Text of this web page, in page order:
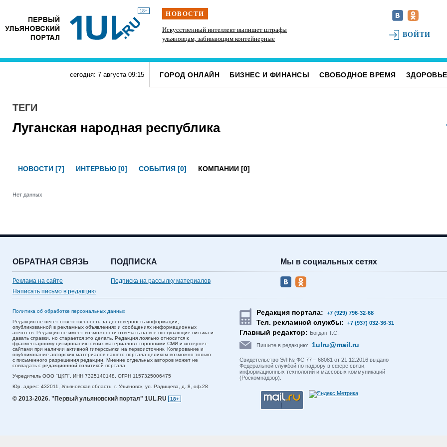
18+ НОВОСТИ
Ветер до 27 метров в секунду, грозы и град
обрушатся на Ульяновскую область в
Искусственный интеллект выпишет штрафы
ульяновцам, забивающим контейнерные
Директор ульяновской топливной компании
скрыл от налоговиков больше 48 млн рублей
ВОЙТИ
сегодня: 7 августа 09:15 ГОРОД ОНЛАЙН БИЗНЕС И ФИНАНСЫ СВОБОДНОЕ ВРЕМЯ ЗДОРОВЬЕ
ТЕГИ
Луганская народная республика
НОВОСТИ [7] ИНТЕРВЬЮ [0] СОБЫТИЯ [0] КОМПАНИИ [0]
Нет данных
ОБРАТНАЯ СВЯЗЬ
Реклама на сайте
Написать письмо в редакцию
ПОДПИСКА
Подписка на рассылку материалов
Мы в социальных сетях
Политика об обработке персональных данных
Редакция не несет ответственность за достоверность информации,
опубликованной в рекламных объявлениях и сообщениях информационных
агентств. Редакция не имеет возможности отвечать на все поступающие письма и
давать справки, но старается это делать. Редакция лояльно относится к
фрагментарному цитированию своих материалов сторонними СМИ и интернет-
сайтами при наличии активной гиперссылки на первоисточник. Копирование и
опубликование авторских материалов нашего портала целиком возможно только
с письменного разрешения редакции. Мнение отдельных авторов может не
совпадать с редакционной политикой портала.
Учредитель ООО "ЦКП". ИНН 7325140148, ОГРН 1157325006475
Юр. адрес: 432011, Ульяновская область, г. Ульяновск, ул. Радищева, д. 8, оф.28
© 2013-2026. "Первый ульяновский портал" 1UL.RU 18+
Редакция портала: +7 (929) 796-32-68
Тел. рекламной службы: +7 (937) 032-36-31
Главный редактор: Богдан Т.С.
Пишите в редакцию: 1ulru@mail.ru
Свидетельство ЭЛ № ФС 77 – 68081 от 21.12.2016 выдано
Федеральной службой по надзору в сфере связи,
информационных технологий и массовых коммуникаций
(Роскомнадзор).